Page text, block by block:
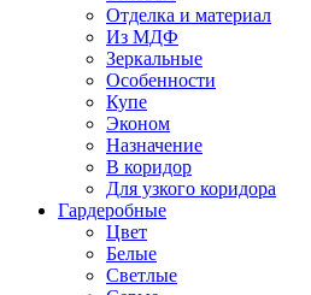
Отделка и материал
Из МДФ
Зеркальные
Особенности
Купе
Эконом
Назначение
В коридор
Для узкого коридора
Гардеробные
Цвет
Белые
Светлые